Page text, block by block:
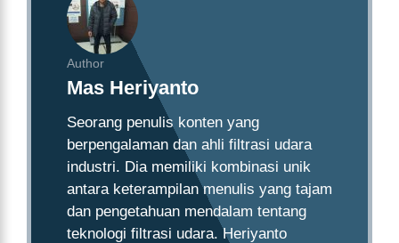
Author
Mas Heriyanto
Seorang penulis konten yang
berpengalaman dan ahli filtrasi udara
industri. Dia memiliki kombinasi unik
antara keterampilan menulis yang tajam
dan pengetahuan mendalam tentang
teknologi filtrasi udara. Heriyanto